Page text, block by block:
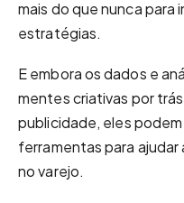
mais do que nunca para
estratégias.
E embora os dados e
mentes criativas por
publicidade, eles
ferramentas para
no varejo.